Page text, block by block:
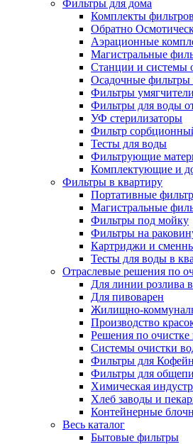
Фильтры для дома
Комплекты
Обратно
Аэрационные
Магистральные
Станции и системы
Осадочные фильтры
Фильтры умягчители
Фильтры для воды
УФ стерилизаторы
Фильтр
Тесты для воды
Фильтрующие
Комплектующие и
Фильтры в квартиру
Портативные
Магистральные
Фильтры под мойку
Фильтры на
Картриджи и
Тесты для воды в
Отраслевые решения по
Для линии розлива
Для пивоварен
Жилищно-
Производство
Решения по
Системы очистки
Фильтры для
Фильтры для
Химическая
Хлеб заводы и
Контейнерные
Весь каталог
Бытовые фильтры